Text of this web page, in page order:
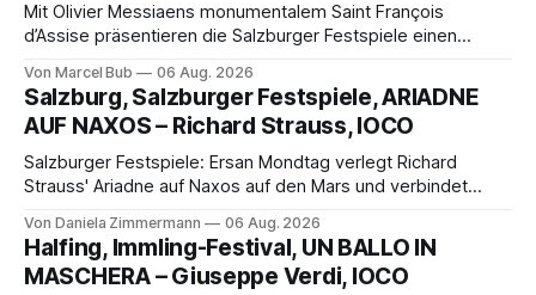
Mit Olivier Messiaens monumentalem Saint François
d’Assise präsentieren die Salzburger Festspiele einen
eine bildgewaltige Inszenierung, Maxime Pascal entfaltet
die komplexe Partitur eindrucksvoll, Philippe Sly berührt als
Franziskus.
Von Marcel Bub 06 Aug. 2026
Salzburg, Salzburger Festspiele, ARIADNE
AUF NAXOS – Richard Strauss, IOCO
Salzburger Festspiele: Ersan Mondtag verlegt Richard
Strauss' Ariadne auf Naxos auf den Mars und verbindet
Aufführung mit starken Solisten und den Wiener
Philharmonikern, szenisch bleibt der zweite Akt jedoch
hinter den Erwartungen zurück.
Von Daniela Zimmermann 06 Aug. 2026
Halfing, Immling-Festival, UN BALLO IN
MASCHERA – Giuseppe Verdi, IOCO